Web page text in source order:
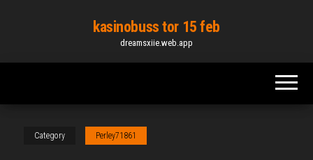
content
kasinobuss tor 15 feb
dreamsxiie.web.app
Category Perley71861